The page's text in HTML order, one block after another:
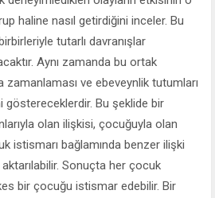
haline nasıl getirdiğini inceler. Bu
tutarlı davranışlar
Aynı zamanda bu ortak
ve ebeveynlik tutumları
göstereceklerdir. Bu şeklide bir
olan ilişkisi, çocuğuyla olan
istismarı bağlamında benzer ilişki
Sonuçta her çocuk
bir çocuğu istismar edebilir. Bir